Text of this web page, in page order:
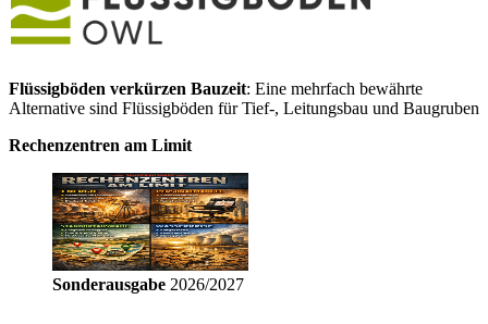
Flüssigböden verkürzen Bauzeit: Eine mehrfach bewährte
Alternative sind Flüssigböden für Tief-, Leitungsbau und Baugruben
Rechenzentren am Limit
Sonderausgabe 2026/2027